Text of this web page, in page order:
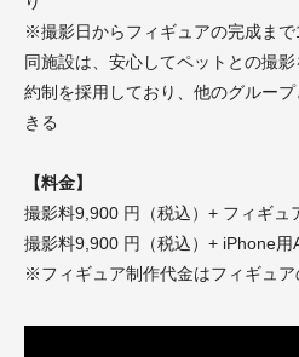
※撮影日からフィギュアの完成まで
同施設は、安心してペットとの撮
約制を採用しており、他のグルー
きる
【料金】
撮影料9,900 円（税込）+ フィギュ
撮影料9,900 円（税込）+ iPhone用
※フィギュア制作代金はフィギュ